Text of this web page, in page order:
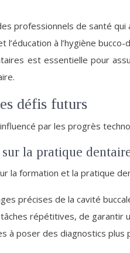
professionnels de santé
à l’hygiène bucco-
est essentielle pour
défis futurs
par les progrès
la pratique
la formation et la pratique
précises de la cavité
répétitives, de garantir
à poser des diagnostics